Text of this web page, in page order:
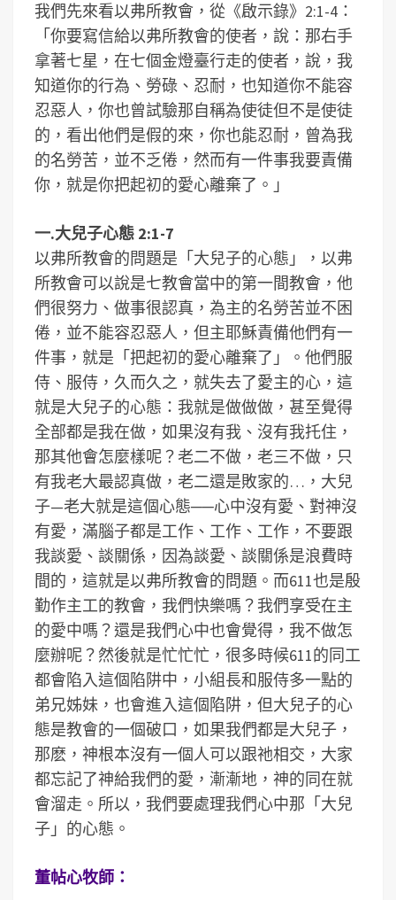
我們先來看以弗所教會，從《啟示錄》2:1-4：
「你要寫信給以弗所教會的使者，說：那右手
拿著七星，在七個金燈臺行走的使者，說，我
知道你的行為、勞碌、忍耐，也知道你不能容
忍惡人，你也曾試驗那自稱為使徒但不是使徒
的，看出他們是假的來，你也能忍耐，曾為我
的名勞苦，並不乏倦，然而有一件事我要責備
你，就是你把起初的愛心離棄了。」
一.大兒子心態 2:1-7
以弗所教會的問題是「大兒子的心態」，以弗
所教會可以說是七教會當中的第一間教會，他
們很努力、做事很認真，為主的名勞苦並不困
倦，並不能容忍惡人，但主耶穌責備他們有一
件事，就是「把起初的愛心離棄了」。他們服
侍、服侍，久而久之，就失去了愛主的心，這
就是大兒子的心態：我就是做做做，甚至覺得
全部都是我在做，如果沒有我、沒有我托住，
那其他會怎麼樣呢？老二不做，老三不做，只
有我老大最認真做，老二還是敗家的…，大兒
子—老大就是這個心態──心中沒有愛、對神沒
有愛，滿腦子都是工作、工作、工作，不要跟
我談愛、談關係，因為談愛、談關係是浪費時
間的，這就是以弗所教會的問題。而611也是殷
勤作主工的教會，我們快樂嗎？我們享受在主
的愛中嗎？還是我們心中也會覺得，我不做怎
麼辦呢？然後就是忙忙忙，很多時候611的同工
都會陷入這個陷阱中，小組長和服侍多一點的
弟兄姊妹，也會進入這個陷阱，但大兒子的心
態是教會的一個破口，如果我們都是大兒子，
那麽，神根本沒有一個人可以跟祂相交，大家
都忘記了神給我們的愛，漸漸地，神的同在就
會溜走。所以，我們要處理我們心中那「大兒
子」的心態。
董帖心牧師：